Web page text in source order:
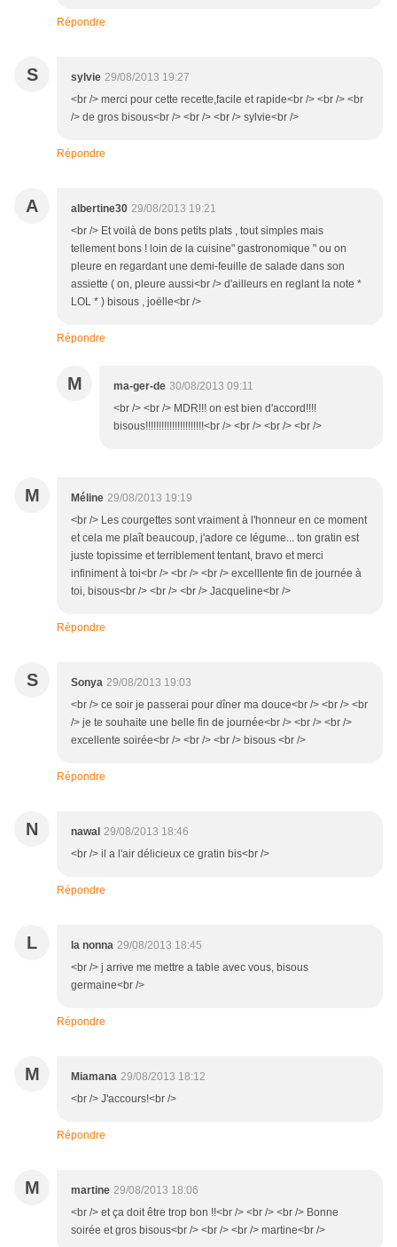
Répondre
S sylvie 29/08/2013 19:27
<br /> merci pour cette recette,facile et rapide<br /> <br /> <br
/> de gros bisous<br /> <br /> <br /> sylvie<br />
Répondre
A albertine30 29/08/2013 19:21
<br /> Et voilà de bons petits plats , tout simples mais
tellement bons ! loin de la cuisine" gastronomique " ou on
pleure en regardant une demi-feuille de salade dans son
assiette ( on, pleure aussi<br /> d'ailleurs en reglant la note *
LOL * ) bisous , joëlle<br />
Répondre
M ma-ger-de 30/08/2013 09:11
<br /> <br /> MDR!!! on est bien d'accord!!!!
bisous!!!!!!!!!!!!!!!!!!!!!!<br /> <br /> <br /> <br />
M Méline 29/08/2013 19:19
<br /> Les courgettes sont vraiment à l'honneur en ce moment
et cela me plaît beaucoup, j'adore ce légume... ton gratin est
juste topissime et terriblement tentant, bravo et merci
infiniment à toi<br /> <br /> <br /> excelllente fin de journée à
toi, bisous<br /> <br /> <br /> Jacqueline<br />
Répondre
S Sonya 29/08/2013 19:03
<br /> ce soir je passerai pour dîner ma douce<br /> <br /> <br
/> je te souhaite une belle fin de journée<br /> <br /> <br />
excellente soirée<br /> <br /> <br /> bisous <br />
Répondre
N nawal 29/08/2013 18:46
<br /> il a l'air délicieux ce gratin bis<br />
Répondre
L la nonna 29/08/2013 18:45
<br /> j arrive me mettre a table avec vous, bisous
germaine<br />
Répondre
M Miamana 29/08/2013 18:12
<br /> J'accours!<br />
Répondre
M martine 29/08/2013 18:06
<br /> et ça doit être trop bon !!<br /> <br /> <br /> Bonne
soirée et gros bisous<br /> <br /> <br /> martine<br />